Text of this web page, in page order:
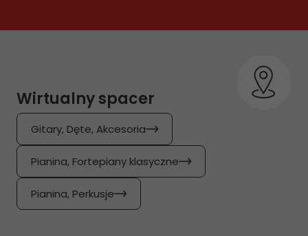
Wirtualny spacer
Gitary, Dęte, Akcesoria
Pianina, Fortepiany klasyczne
Pianina, Perkusje